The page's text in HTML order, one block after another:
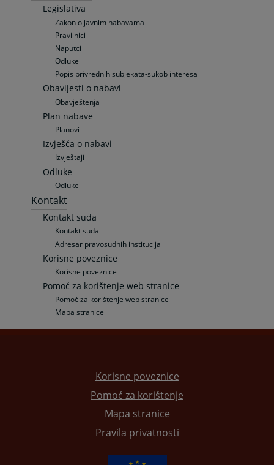
Legislativa
Zakon o javnim nabavama
Pravilnici
Naputci
Odluke
Popis privrednih subjekata-sukob interesa
Obavijesti o nabavi
Obavještenja
Plan nabave
Planovi
Izvješća o nabavi
Izvještaji
Odluke
Odluke
Kontakt
Kontakt suda
Kontakt suda
Adresar pravosudnih institucija
Korisne poveznice
Korisne poveznice
Pomoć za korištenje web stranice
Pomoć za korištenje web stranice
Mapa stranice
Korisne poveznice
Pomoć za korištenje
Mapa stranice
Pravila privatnosti